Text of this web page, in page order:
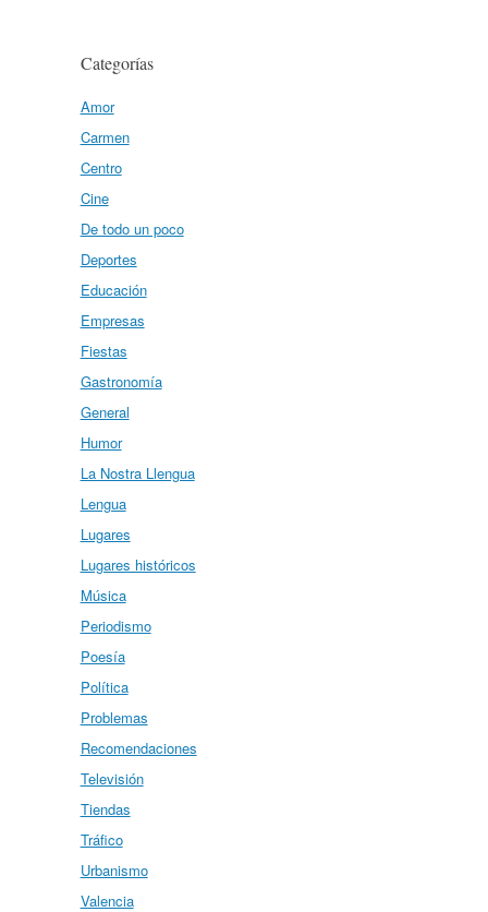
Categorías
Amor
Carmen
Centro
Cine
De todo un poco
Deportes
Educación
Empresas
Fiestas
Gastronomía
General
Humor
La Nostra Llengua
Lengua
Lugares
Lugares históricos
Música
Periodismo
Poesía
Política
Problemas
Recomendaciones
Televisión
Tiendas
Tráfico
Urbanismo
Valencia